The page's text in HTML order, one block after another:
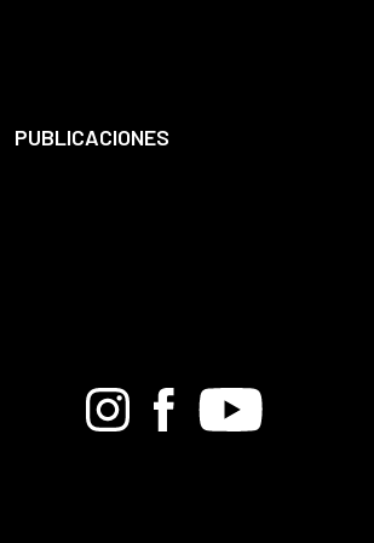
PUBLICACIONES
BandcampInstagramFacebook
Youtube